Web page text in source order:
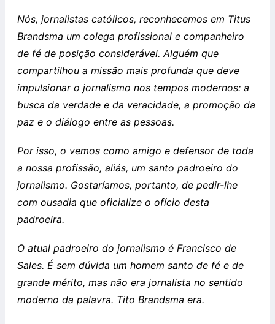
Nós, jornalistas católicos, reconhecemos em Titus
Brandsma um colega profissional e companheiro
de fé de posição considerável. Alguém que
compartilhou a missão mais profunda que deve
impulsionar o jornalismo nos tempos modernos: a
busca da verdade e da veracidade, a promoção da
paz e o diálogo entre as pessoas.
Por isso, o vemos como amigo e defensor de toda
a nossa profissão, aliás, um santo padroeiro do
jornalismo. Gostaríamos, portanto, de pedir-lhe
com ousadia que oficialize o ofício desta
padroeira.
O atual padroeiro do jornalismo é Francisco de
Sales. É sem dúvida um homem santo de fé e de
grande mérito, mas não era jornalista no sentido
moderno da palavra. Tito Brandsma era.